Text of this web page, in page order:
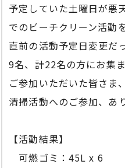
予定していた土曜日が悪
でのビーチクリーン活動
直前の活動予定日変更だ
9名、計22名の方にお集
ご参加いただいた皆さま
清掃活動へのご参加、あ
【活動結果】
可燃ゴミ：45L x 6